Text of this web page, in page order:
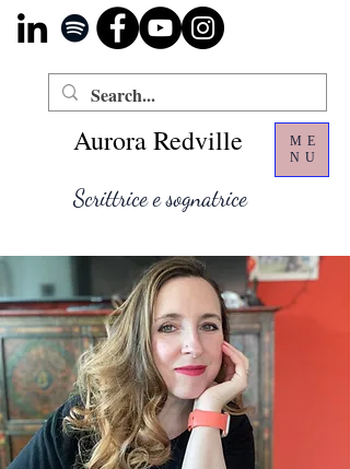
ME
NU
Scrittrice e sognatrice
Aurora Redville